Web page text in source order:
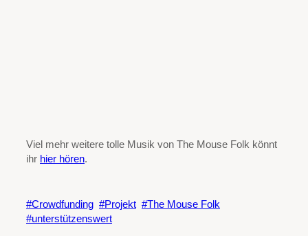
Viel mehr weitere tolle Musik von The Mouse Folk könnt
ihr hier hören.
Crowdfunding Projekt
The Mouse Folk
unterstützenswert